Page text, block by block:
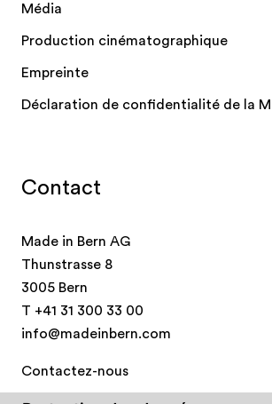
Contact
Made in Bern AG
Thunstrasse 8
3005 Bern
T +41 31 300 33 00
info@madeinbern.com
Contactez-nous
Média
Production cinématographique
Empreinte
Déclaration de confidentialité de la